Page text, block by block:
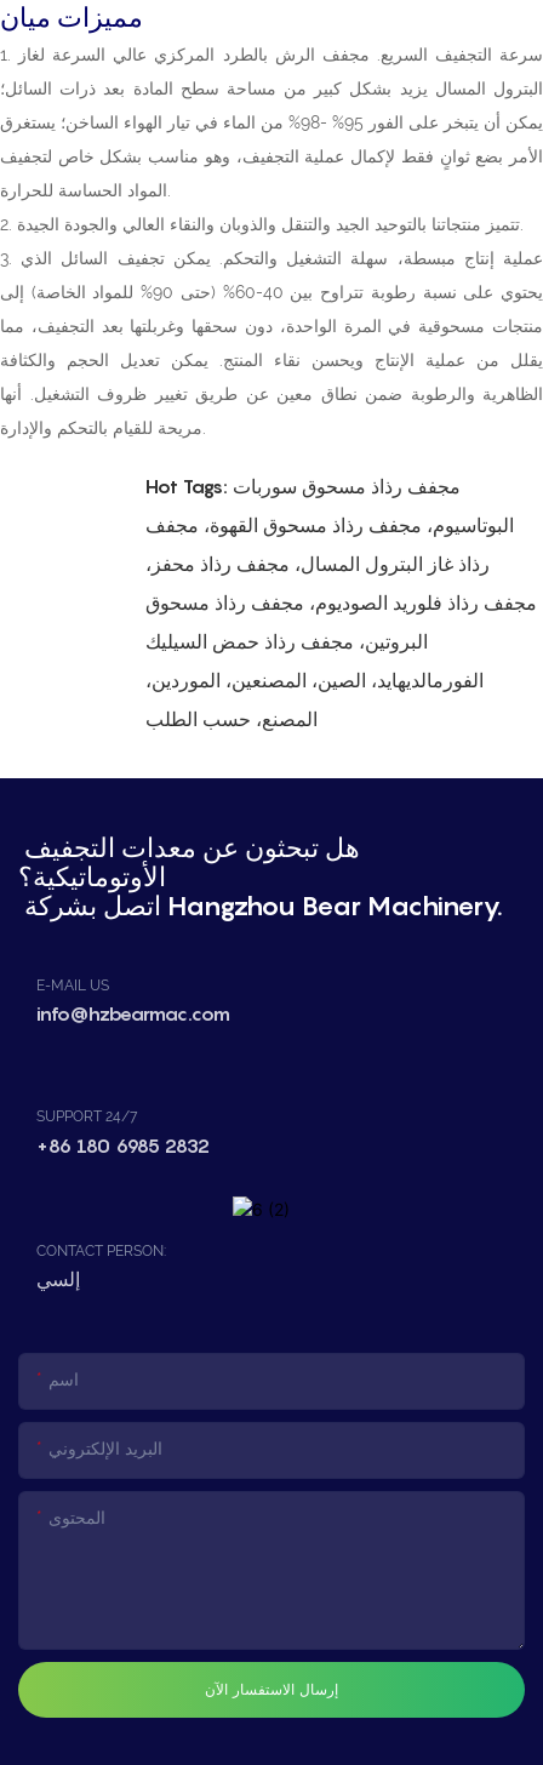
مميزات ميان
1. سرعة التجفيف السريع. مجفف الرش بالطرد المركزي عالي السرعة لغاز
البترول المسال يزيد بشكل كبير من مساحة سطح المادة بعد ذرات السائل؛
يمكن أن يتبخر على الفور 95% -98% من الماء في تيار الهواء الساخن؛ يستغرق
الأمر بضع ثوانٍ فقط لإكمال عملية التجفيف، وهو مناسب بشكل خاص لتجفيف
3. عملية إنتاج مبسطة، سهلة التشغيل والتحكم. يمكن تجفيف السائل الذي
يحتوي على نسبة رطوبة تتراوح بين 40-60% (حتى 90% للمواد الخاصة) إلى
منتجات مسحوقية في المرة الواحدة، دون سحقها وغربلتها بعد التجفيف، مما
يقلل من عملية الإنتاج ويحسن نقاء المنتج. يمكن تعديل الحجم والكثافة
الظاهرية والرطوبة ضمن نطاق معين عن طريق تغيير ظروف التشغيل. أنها
Hot Tags: مجفف رذاذ مسحوق سوربات
البوتاسيوم، مجفف رذاذ مسحوق القهوة، مجفف
رذاذ غاز البترول المسال، مجفف رذاذ محفز،
مجفف رذاذ فلوريد الصوديوم، مجفف رذاذ مسحوق
البروتين، مجفف رذاذ حمض السيليك
الفورمالديهايد، الصين، المصنعين، الموردين،
المصنع، حسب الطلب
الأوتوماتيكية؟
اتصل بشركة Hangzhou Bear Machinery.
E-MAIL US
info@hzbearmac.com
SUPPORT 24/7
+86 180 6985 2832
CONTACT PERSON:
إلسي
اسم
البريد الإلكتروني
المحتوى
إرسال الاستفسار الآن